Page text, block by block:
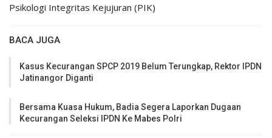
Psikologi Integritas Kejujuran (PIK)
BACA JUGA
Kasus Kecurangan SPCP 2019 Belum Terungkap, Rektor IPDN
Jatinangor Diganti
Bersama Kuasa Hukum, Badia Segera Laporkan Dugaan
Kecurangan Seleksi IPDN Ke Mabes Polri